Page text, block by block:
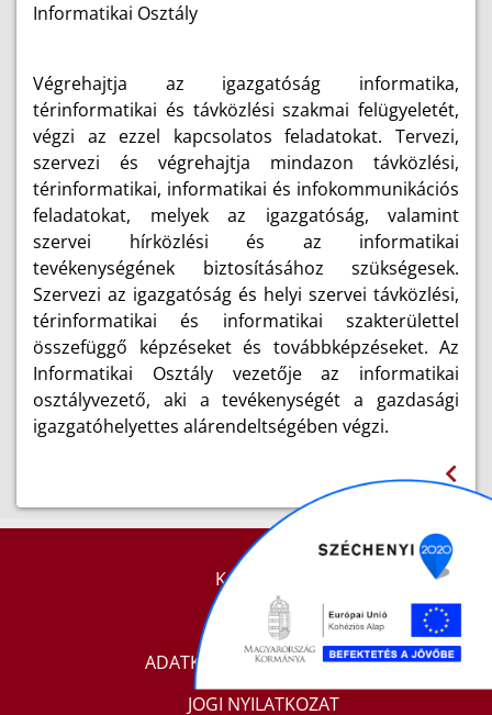
Informatikai Osztály
Végrehajtja az igazgatóság informatika,
térinformatikai és távközlési szakmai felügyeletét,
végzi az ezzel kapcsolatos feladatokat. Tervezi,
szervezi és végrehajtja mindazon távközlési,
térinformatikai, informatikai és infokommunikációs
feladatokat, melyek az igazgatóság, valamint
szervei hírközlési és az informatikai
tevékenységének biztosításához szükségesek.
Szervezi az igazgatóság és helyi szervei távközlési,
térinformatikai és informatikai szakterülettel
összefüggő képzéseket és továbbképzéseket. Az
Informatikai Osztály vezetője az informatikai
osztályvezető, aki a tevékenységét a gazdasági
igazgatóhelyettes alárendeltségében végzi.
KAPCSOLAT
IMPRESSZUM
ADATKEZELÉSI TÁJÉKOZTATÓ
JOGI NYILATKOZAT